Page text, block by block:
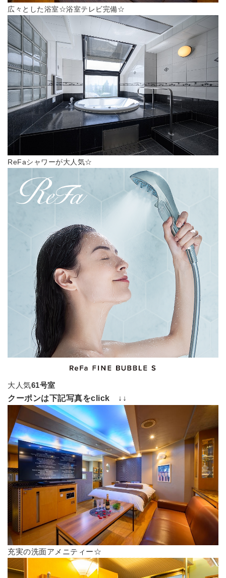
広々とした浴室☆浴室テレビ完備☆
ReFaシャワーが大人気☆
大人気61号室
クーポンは下記写真をclick ↓↓
充実の洗面アメニティー☆